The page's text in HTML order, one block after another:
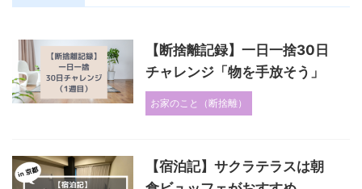
【断捨離記録】一日一捨30日
チャレンジ「物を手放そう」
お家のこと（断捨離）
【宿泊記】サクラテラスは朝